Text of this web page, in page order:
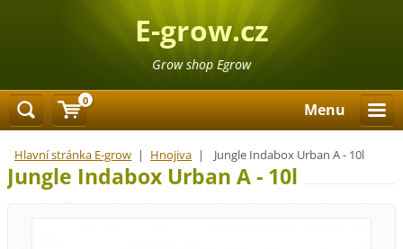
E-grow.cz
Grow shop Egrow
Menu
Hlavní stránka E-grow | Hnojiva | Jungle Indabox Urban A - 10l
Jungle Indabox Urban A - 10l
0